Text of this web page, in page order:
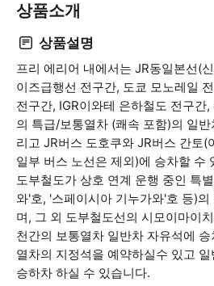
상품소개
상품설명
프리 에리어 내에서는 JR동일본선(
이즈급행선 전구간, 도쿄 모노레일
전구간, IGR이와테 은하철도 전구간
의 특급/보통열차 (쾌속 포함)의 일
리고 JR버스 도호쿠와 JR버스 간토(
일부 버스 노선은 제외)에 승차할 수
도부철도가 상호 연계 운행 중인 특
와'호, '스페이시아 기누가와'호 등)
며, 그 외 도부철도선의 시모이마이
천간의 보통열차 일반차 자유석에
열차의 지정석을 예약하실수 있고
승하차 하실 수 있습니다.